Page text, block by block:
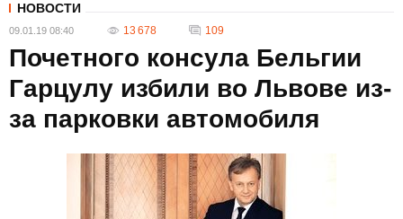
НОВОСТИ
09.01.19 08:40 13 678 109
Почетного консула Бельгии
Гарцулу избили во Львове из-
за парковки автомобиля